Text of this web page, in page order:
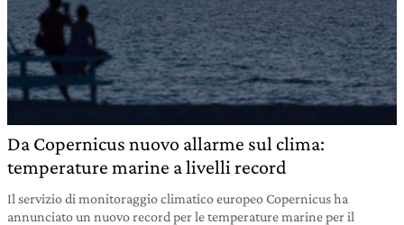
Da Copernicus nuovo allarme sul clima:
temperature marine a livelli record
Il servizio di monitoraggio climatico europeo Copernicus ha
annunciato un nuovo record per le temperature marine per il